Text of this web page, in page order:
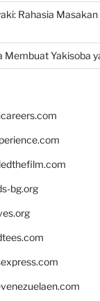
Rahasia Masakan
Membuat Yakisoba
bg.org